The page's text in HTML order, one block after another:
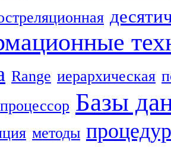
Range иерархическая
процессор Базы
методы